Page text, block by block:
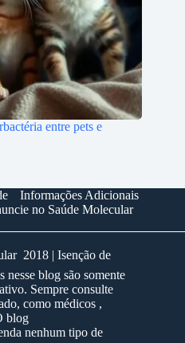
entre pets e
Informações Adicionais
no Saúde Molecular
2018 | Isenção de
nesse blog são somente
Sempre consulte
como médicos ,
blog
nenhum tipo de